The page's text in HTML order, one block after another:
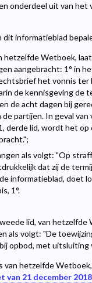
onderdeel uit van
informatieblad
hetzelfde Wetboek,
aangebracht: 1° in
het vonnis ter
de kennisgeving
de acht dagen bij
partijen. In geval
derde lid, wordt het
als volgt: "Op
dat zij de
informatieblad, doet
1°.
lid, van hetzelfde
als volgt: "De
opbod, met uitsluiting
van hetzelfde
van 21 december 2018